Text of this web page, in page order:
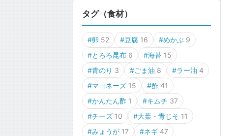
タグ（食材）
#卵 52 #豆腐 16 #めかぶ 9
#とろろ昆布 6 #海苔 15
#青のり 3 #ごま油 8 #ラー油 4
#マヨネーズ 15 #酢 41
#かんたん酢 1 #キムチ 37
#チーズ 10 #大葉・青じそ 11
#みょうが 17 #ネギ 47